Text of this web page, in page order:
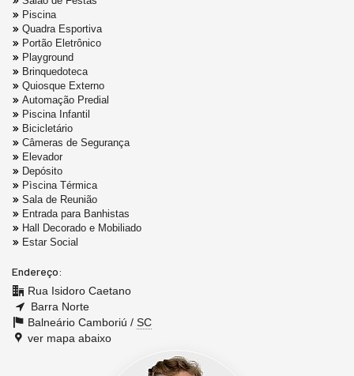
Piscina
Quadra Esportiva
Portão Eletrônico
Playground
Brinquedoteca
Quiosque Externo
Automação Predial
Piscina Infantil
Bicicletário
Câmeras de Segurança
Elevador
Depósito
Pìscina Térmica
Sala de Reunião
Entrada para Banhistas
Hall Decorado e Mobiliado
Estar Social
Endereço:
Rua Isidoro Caetano
Barra Norte
Balneário Camboriú / SC
ver mapa abaixo